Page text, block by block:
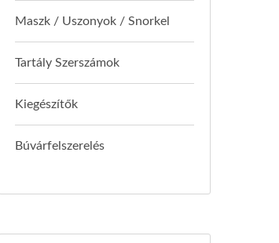
Maszk / Uszonyok / Snorkel
Tartály Szerszámok
Kiegészítők
Búvárfelszerelés